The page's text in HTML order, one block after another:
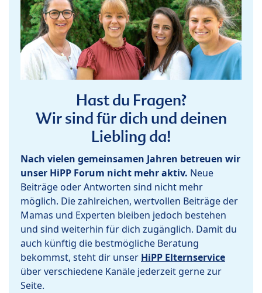
Hast du Fragen?
Wir sind für dich und deinen
Liebling da!
Nach vielen gemeinsamen Jahren betreuen wir
unser HiPP Forum nicht mehr aktiv. Neue
Beiträge oder Antworten sind nicht mehr
möglich. Die zahlreichen, wertvollen Beiträge der
Mamas und Experten bleiben jedoch bestehen
und sind weiterhin für dich zugänglich. Damit du
auch künftig die bestmögliche Beratung
bekommst, steht dir unser HiPP Elternservice
über verschiedene Kanäle jederzeit gerne zur
Seite.